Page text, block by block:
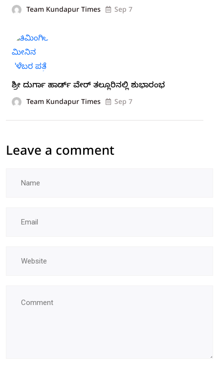
Team Kundapur Times Sep 7
ಶ್ರೀ ದುರ್ಗಾ ಹಾರ್ಡ್ ವೇರ್ ತಲ್ಲೂರಿನಲ್ಲಿ ಶುಭಾರಂಭ
Team Kundapur Times Sep 7
Leave a comment